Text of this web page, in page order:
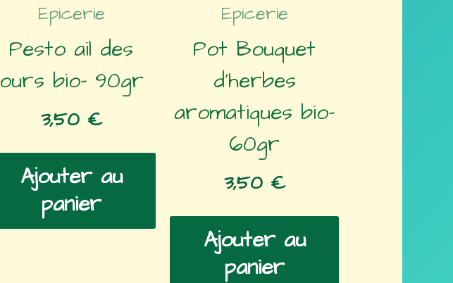
Epicerie
Pesto ail des
ours bio- 90gr
3,50 €
Ajouter au
panier
Epicerie
Pot Bouquet
d’herbes
aromatiques bio-
60gr
3,50 €
Ajouter au
panier